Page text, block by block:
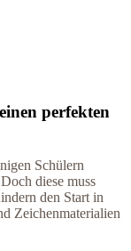
perfekten
Schülern
diese muss
den Start in
Zeichenmaterialien